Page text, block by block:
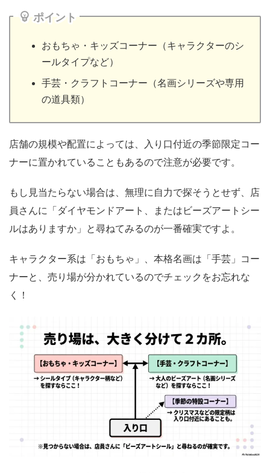
ポイント
おもちゃ・キッズコーナー（キャラクターのシ
ールタイプなど）
手芸・クラフトコーナー（名画シリーズや専用
の道具類）
店舗の規模や配置によっては、入り口付近の季節限定コー
ナーに置かれていることもあるので注意が必要です。
もし見当たらない場合は、無理に自力で探そうとせず、店
員さんに「ダイヤモンドアート、またはビーズアートシー
ルはありますか」と尋ねてみるのが一番確実ですよ。
キャラクター系は「おもちゃ」、本格名画は「手芸」コー
ナーと、売り場が分かれているのでチェックをお忘れな
く！